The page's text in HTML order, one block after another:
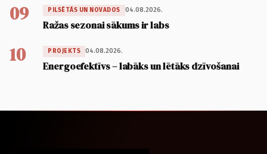
09 PILSĒTĀS UN NOVADOS 04.08.2026.
Ražas sezonai sākums ir labs
10 PROJEKTS 04.08.2026.
Energoefektīvs – labāks un lētāks dzīvošanai